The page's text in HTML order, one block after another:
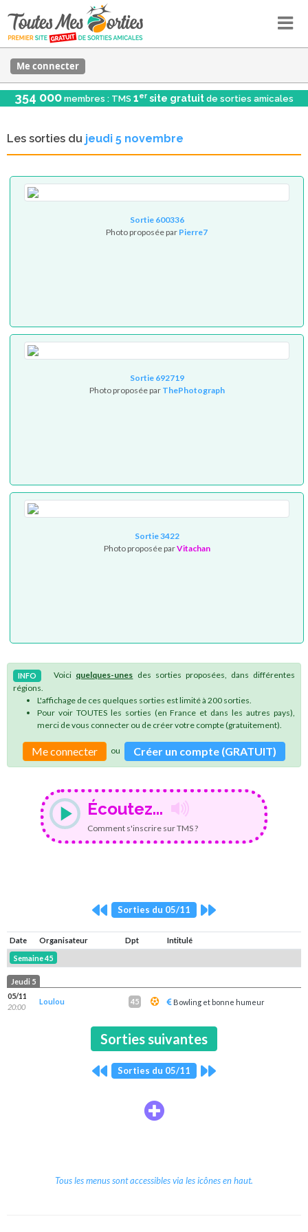
Me connecter
354 000 membres : TMS 1er site gratuit de sorties amicales
Les sorties du jeudi 5 novembre
Sortie 600336
Photo proposée par Pierre7
Sortie 692719
Photo proposée par ThePhotograph
Sortie 3422
Photo proposée parVitachan
INFO Voici quelques-unes des sorties proposées, dans différentes
régions.
L'affichage de ces quelques sorties est limité à 200 sorties.
Pour voir TOUTES les sorties (en France et dans les autres pays),
merci de vous connecter ou de créer votre compte (gratuitement).
Me connecter ou Créer un compte (GRATUIT)
Écoutez...
Comment s'inscrire sur TMS ?
Sorties du 05/11
Date Organisateur Dpt
Intitulé
Semaine 45
Jeudi 5
05/11
20:00
Loulou 45 Bowling et bonne humeur
Sorties suivantes
Sorties du 05/11
Tous les menus sont accessibles via les icônes en haut.